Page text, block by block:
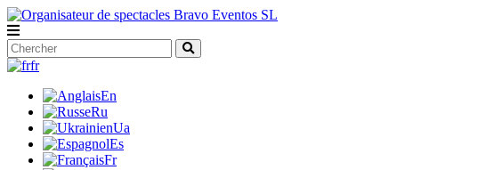
fr
En
Ru
Ua
Es
Fr